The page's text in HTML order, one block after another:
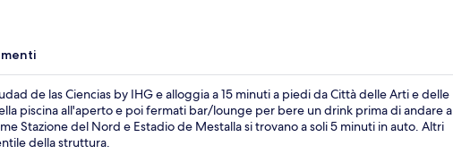
de las Ciencias by IHG e alloggia a 15 minuti a piedi da Città delle Arti e delle
piscina all'aperto e poi fermati bar/lounge per bere un drink prima di andare a
Stazione del Nord e Estadio de Mestalla si trovano a soli 5 minuti in auto. Altri
della struttura.